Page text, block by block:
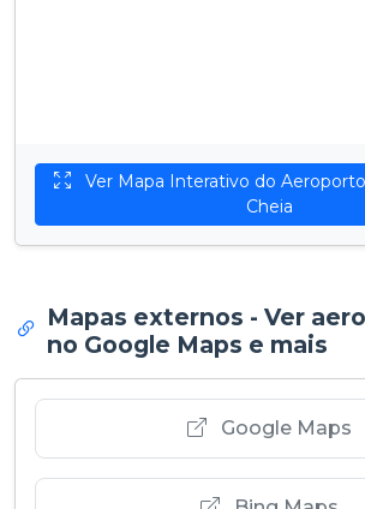
Cheia
Mapas externos - Ver
no Google Maps e mais
Google Maps